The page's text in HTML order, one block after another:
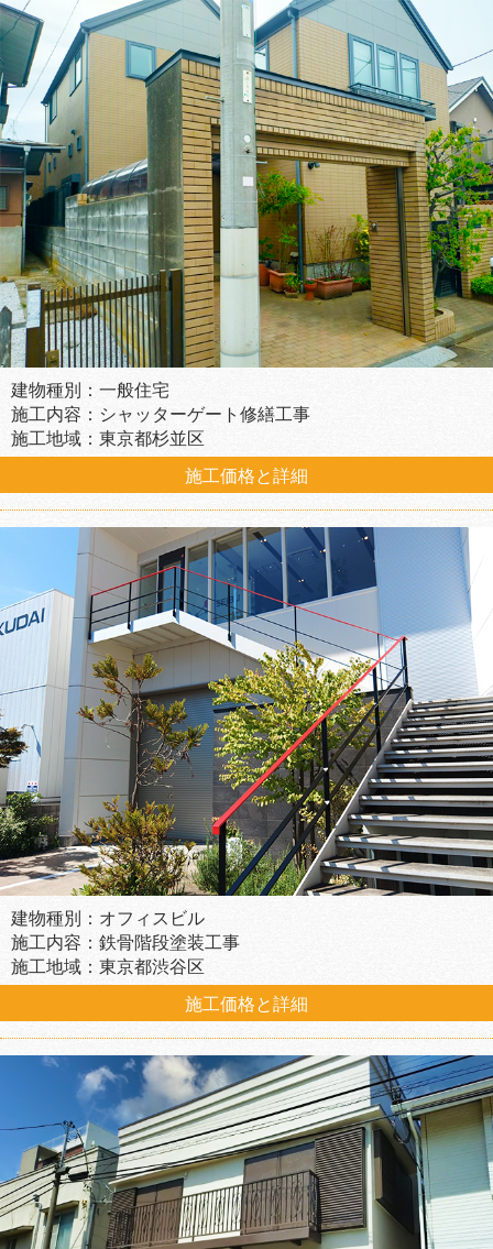
建物種別：一般住宅
施工内容：シャッターゲート修繕工事
施工地域：東京都杉並区
施工価格と詳細
建物種別：オフィスビル
施工内容：鉄骨階段塗装工事
施工地域：東京都渋谷区
施工価格と詳細